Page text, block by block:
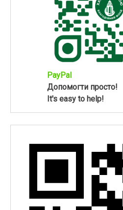
PayPal
Допомогти просто!
It's easy to help!